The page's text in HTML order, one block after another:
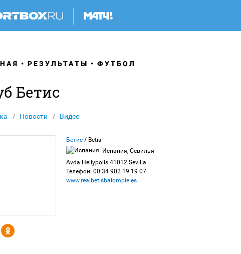
РЕЗУЛЬТАТЫ ФУТБОЛ
Бетис
Новости Видео
Бетис / Betis
Испания, Севилья
Avda Heliypolis 41012 Sevilla
Телефон: 00 34 902 19 19 07
www.realbetisbalompie.es
Y